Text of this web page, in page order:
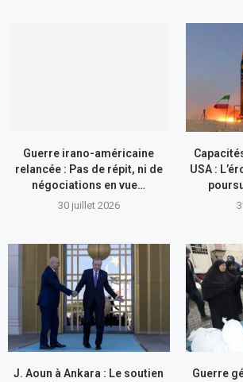
Guerre irano-américaine
relancée : Pas de répit, ni de
négociations en vue…
30 juillet 2026
USA :
J. Aoun à Ankara : Le soutien
Guerre